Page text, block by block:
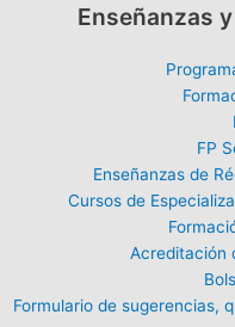
Enseñanzas
FP
Enseñanzas de
Cursos de
Acreditación
Formulario de sugerencias,